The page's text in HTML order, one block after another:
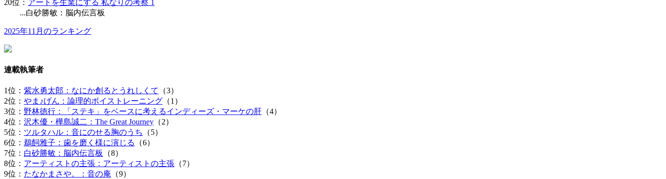
20位： アートを生業にする 私なりの考察 1
...白砂勝敏：脳内伝言板
2025年11月のランキング
連載執筆者
1位： 紫水勇太郎：なにか創るとうれしくて
（3）
2位： やま♪げん：論理的ボイストレーニング （1）
3位： 野林徳行：「ステキ」をベースに考えるインディーズ・マーケの肝 （4）
4位： 沢木優・樺島誠二：The Great Journey （2）
5位： ツルタハル：音にのせる胸のうち
（5）
6位： 鵜飼雅子：歯を磨く様に演じる
（6）
7位： 白砂勝敏：脳内伝言板
（8）
8位： アーティストの主張：アーティストの主張 （7）
9位： たなかまさや。：音の庵 （9）